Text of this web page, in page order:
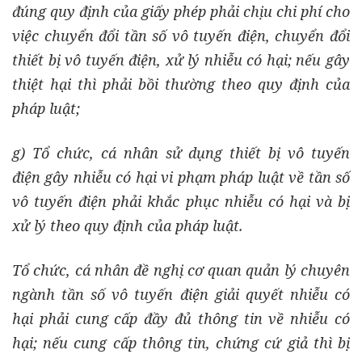
đúng quy định của giấy phép phải chịu chi phí cho
việc chuyển đổi tần số vô tuyến điện, chuyển đổi
thiết bị vô tuyến điện, xử lý nhiễu có hại; nếu gây
thiệt hại thì phải bồi thường theo quy định của
pháp luật;
g) Tổ chức, cá nhân sử dụng thiết bị vô tuyến
điện gây nhiễu có hại vi phạm pháp luật về tần số
vô tuyến điện phải khắc phục nhiễu có hại và bị
xử lý theo quy định của pháp luật.
Tổ chức, cá nhân đề nghị cơ quan quản lý chuyên
ngành tần số vô tuyến điện giải quyết nhiễu có
hại phải cung cấp đầy đủ thông tin về nhiễu có
hại; nếu cung cấp thông tin, chứng cứ giả thì bị